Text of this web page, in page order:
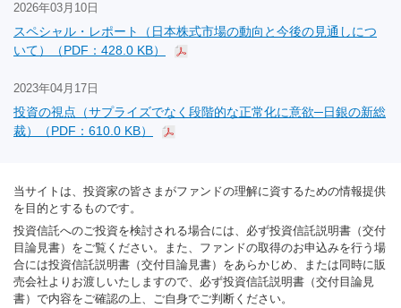
2026年03月10日
スペシャル・レポート（日本株式市場の動向と今後の見通しにつ
いて）（PDF：428.0 KB）
2023年04月17日
投資の視点（サプライズでなく段階的な正常化に意欲─日銀の新総
裁）（PDF：610.0 KB）
当サイトは、投資家の皆さまがファンドの理解に資するための情報提供
を目的とするものです。
投資信託へのご投資を検討される場合には、必ず投資信託説明書（交付
目論見書）をご覧ください。また、ファンドの取得のお申込みを行う場
合には投資信託説明書（交付目論見書）をあらかじめ、または同時に販
売会社よりお渡しいたしますので、必ず投資信託説明書（交付目論見
書）で内容をご確認の上、ご自身でご判断ください。